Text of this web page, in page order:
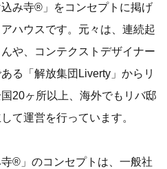
み寺®」をコンセプトに掲げ
ハウスです。元々は、連続起
や、コンテクストデザイナー
る「解放集団Liverty」からリ
20ヶ所以上、海外でもリバ邸
て運営を行っています。
®」のコンセプトは、一般社